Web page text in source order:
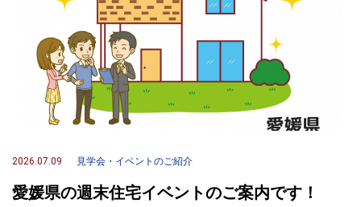
2026.07.09 見学会・イベントのご紹介
愛媛県の週末住宅イベントのご案内です！